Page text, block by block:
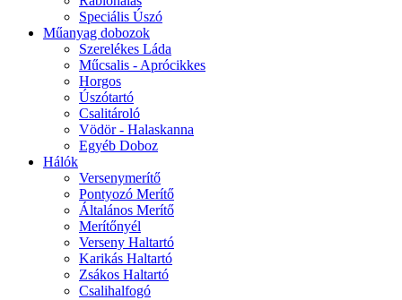
Speciális Úszó
Műanyag dobozok
Szerelékes Láda
Műcsalis - Aprócikkes
Horgos
Úszótartó
Csalitároló
Vödör - Halaskanna
Egyéb Doboz
Hálók
Versenymerítő
Pontyozó Merítő
Általános Merítő
Merítőnyél
Verseny Haltartó
Karikás Haltartó
Zsákos Haltartó
Csalihalfogó